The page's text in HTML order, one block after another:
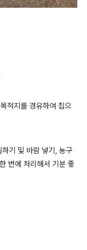
적지를 경유하여 집으
기 및 바람 넣기, 농구
번에 처리해서 기분 좋